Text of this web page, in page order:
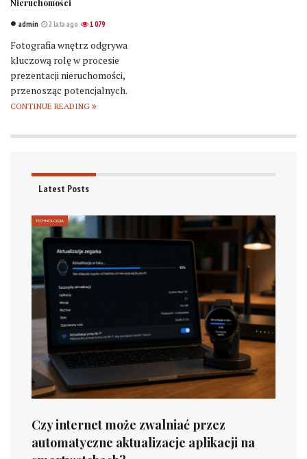
Nieruchomości
admin 2 lata ago 1 079
Fotografia wnętrz odgrywa
kluczową rolę w procesie
prezentacji nieruchomości,
przenosząc potencjalnych.
CONTINUE READING
Latest Posts
TECHNOLOGIA
Czy internet może zwalniać przez
automatyczne aktualizacje aplikacji na